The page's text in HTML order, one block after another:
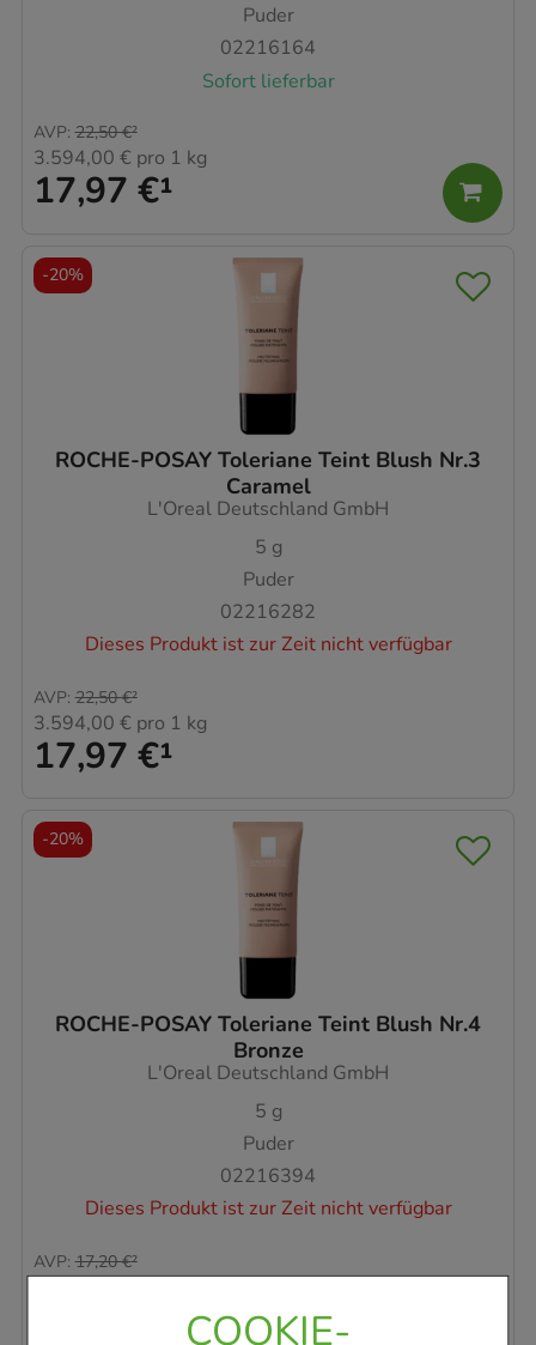
COOKIE-
Puder
02216164
Sofort lieferbar
17,97 €¹
AVP: 22,50 €²
3.594,00 € pro 1 kg
ROCHE-POSAY Toleriane Teint Blush Nr.3
Caramel
L'Oreal Deutschland GmbH
5 g
Puder
02216282
Dieses Produkt ist zur Zeit nicht verfügbar
17,97 €¹
AVP: 22,50 €²
3.594,00 € pro 1 kg
-20%
ROCHE-POSAY Toleriane Teint Blush Nr.4
Bronze
L'Oreal Deutschland GmbH
5 g
Puder
02216394
Dieses Produkt ist zur Zeit nicht verfügbar
AVP: 17,20 €²
-20%